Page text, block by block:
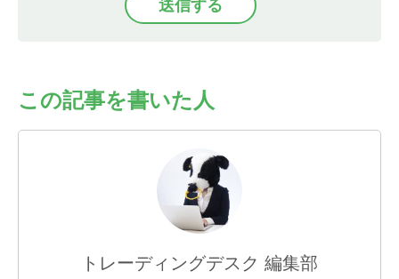
者への提供の停止
（「開示等」といいます。）を受け付けておりま
答ができない場合があります。
・クッキーやウェブビーコン等を用いるなどして、
＜個人情報苦情及び相談窓口＞
バリュークリエーション株式会社
個人情報保護管理者：管理部 個人情報保護担当
TEL：03-5468-6877
この記事を書いた人
トレーディングデスク 編集部